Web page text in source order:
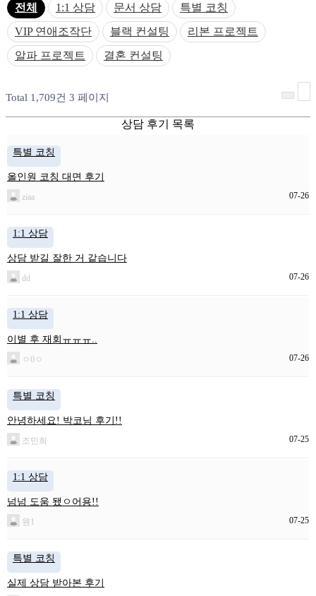
전체 1:1 상담 문서 상담
특별 코칭
VIP 연애조작단
블랙 컨설팅
리본 프로젝트
알파 프로젝트
결혼 컨설팅
Total 1,709건 3 페이지
상담 후기 목록
특별 코칭
올인원 코칭 대면 후기
ziaa 07-26
1:1 상담
상담 받길 잘한 거 같습니다
dd 07-26
1:1 상담
이별 후 재회ㅠㅠㅠ..
ㅇ0ㅇ 07-26
특별 코칭
안녕하세요! 박코님 후기!!
조민희 07-25
1:1 상담
넘넘 도움 됐ㅇ어용!!
원1 07-25
특별 코칭
실제 상담 받아본 후기